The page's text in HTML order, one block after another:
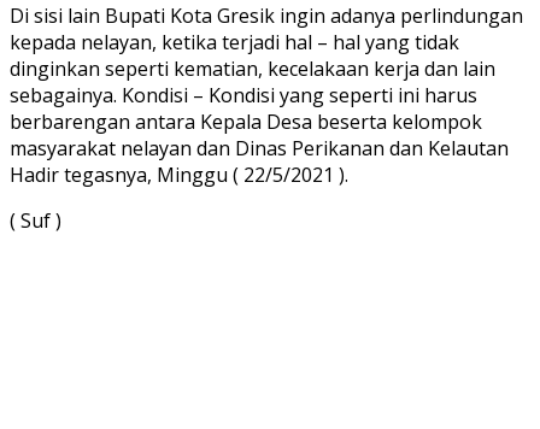
Di sisi lain Bupati Kota Gresik ingin adanya perlindungan
kepada nelayan, ketika terjadi hal – hal yang tidak
dinginkan seperti kematian, kecelakaan kerja dan lain
sebagainya. Kondisi – Kondisi yang seperti ini harus
berbarengan antara Kepala Desa beserta kelompok
masyarakat nelayan dan Dinas Perikanan dan Kelautan
Hadir tegasnya, Minggu ( 22/5/2021 ).
( Suf )